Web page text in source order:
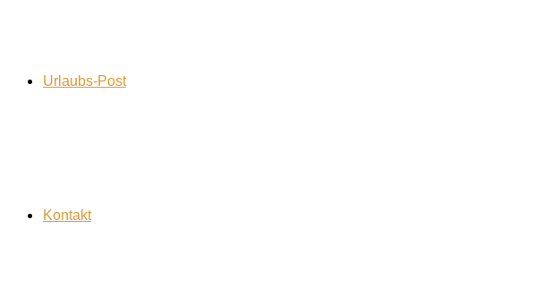
Urlaubs-Post
Kontakt